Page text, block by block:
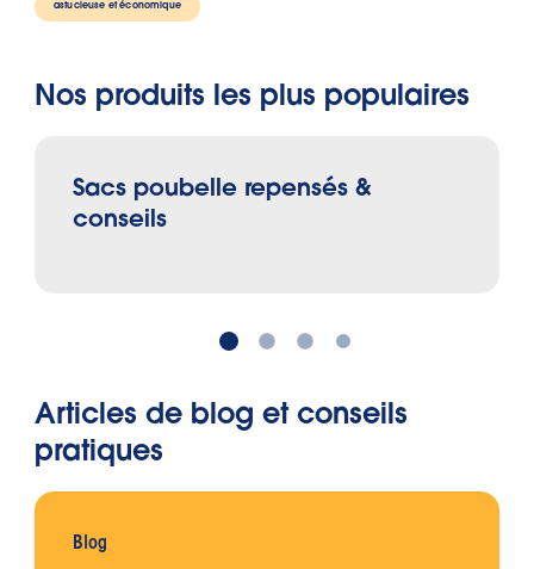
astucieuse et économique
Nos produits les plus populaires
Sacs poubelle repensés &
conseils
Articles de blog et conseils
pratiques
Blog